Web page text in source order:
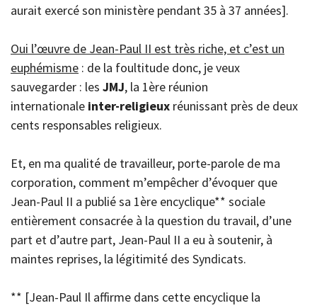
aurait exercé son ministère pendant 35 à 37 années].
Oui l’œuvre de Jean-Paul II est très riche, et c’est un
euphémisme : de la foultitude donc, je veux
sauvegarder : les JMJ, la 1ère réunion
internationale inter-religieux réunissant près de deux
cents responsables religieux.
Et, en ma qualité de travailleur, porte-parole de ma
corporation, comment m’empêcher d’évoquer que
Jean-Paul II a publié sa 1ère encyclique** sociale
entièrement consacrée à la question du travail, d’une
part et d’autre part, Jean-Paul II a eu à soutenir, à
maintes reprises, la légitimité des Syndicats.
** [Jean-Paul Il affirme dans cette encyclique la